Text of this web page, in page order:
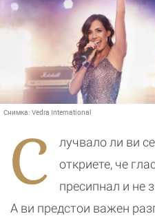
Снимка: Vedra International
С
лучвало ли ви
откриете, че
пресипнал и не
А ви предстои важен